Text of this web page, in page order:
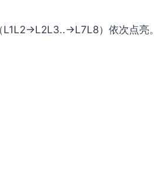
L1L2→L2L3..→L7L8）依次点亮。